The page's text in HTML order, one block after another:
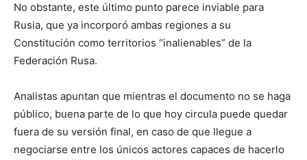
No obstante, este último punto parece inviable para
Rusia, que ya incorporó ambas regiones a su
Constitución como territorios “inalienables” de la
Federación Rusa.
Analistas apuntan que mientras el documento no se haga
público, buena parte de lo que hoy circula puede quedar
fuera de su versión final, en caso de que llegue a
negociarse entre los únicos actores capaces de hacerlo